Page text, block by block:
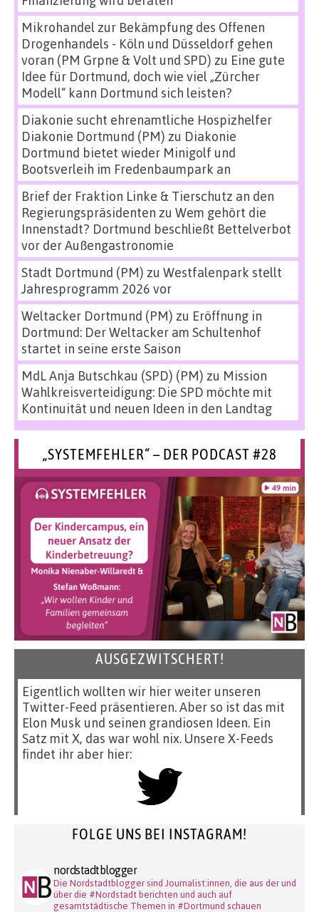
Mikrohandel zur Bekämpfung des Offenen
Drogenhandels - Köln und Düsseldorf gehen
voran (PM Grpne & Volt und SPD) zu Eine gute
Idee für Dortmund, doch wie viel „Zürcher
Modell“ kann Dortmund sich leisten?
Diakonie sucht ehrenamtliche Hospizhelfer
Diakonie Dortmund (PM) zu Diakonie
Dortmund bietet wieder Minigolf und
Bootsverleih im Fredenbaumpark an
Brief der Fraktion Linke & Tierschutz an den
Regierungspräsidenten zu Wem gehört die
Innenstadt? Dortmund beschließt Bettelverbot
vor der Außengastronomie
Stadt Dortmund (PM) zu Westfalenpark stellt
Jahresprogramm 2026 vor
Weltacker Dortmund (PM) zu Eröffnung in
Dortmund: Der Weltacker am Schultenhof
startet in seine erste Saison
MdL Anja Butschkau (SPD) (PM) zu Mission
Wahlkreisverteidigung: Die SPD möchte mit
Kontinuität und neuen Ideen in den Landtag
„SYSTEMFEHLER“ – DER PODCAST #28
AUSGEZWITSCHERT!
Eigentlich wollten wir hier weiter unseren
Twitter-Feed präsentieren. Aber so ist das mit
Elon Musk und seinen grandiosen Ideen. Ein
Satz mit X, das war wohl nix. Unsere X-Feeds
findet ihr aber hier:
FOLGE UNS BEI INSTAGRAM!
nordstadtblogger
Die Nordstadtblogger sind Journalist:innen, die aus der und
über die #Nordstadt berichten und auch auf
gesamtstädtische Themen in #Dortmund schauen